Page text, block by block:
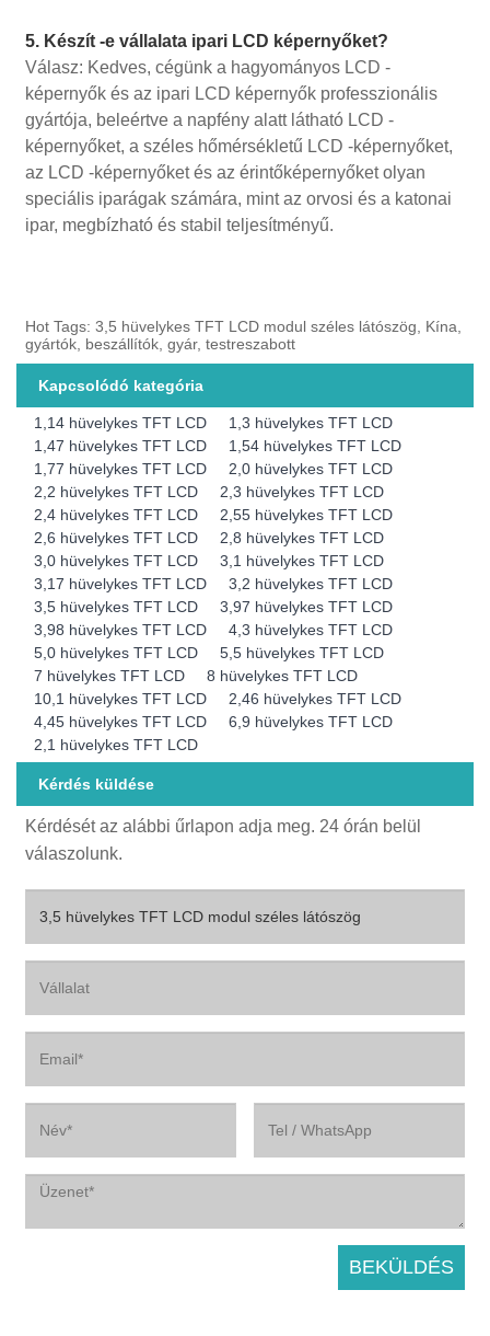
5. Készít -e vállalata ipari LCD képernyőket?
Válasz: Kedves, cégünk a hagyományos LCD -
képernyők és az ipari LCD képernyők professzionális
gyártója, beleértve a napfény alatt látható LCD -
képernyőket, a széles hőmérsékletű LCD -képernyőket,
az LCD -képernyőket és az érintőképernyőket olyan
speciális iparágak számára, mint az orvosi és a katonai
ipar, megbízható és stabil teljesítményű.
Hot Tags: 3,5 hüvelykes TFT LCD modul széles látószög, Kína,
gyártók, beszállítók, gyár, testreszabott
Kapcsolódó kategória
1,14 hüvelykes TFT LCD
1,3 hüvelykes TFT LCD
1,47 hüvelykes TFT LCD
1,54 hüvelykes TFT LCD
1,77 hüvelykes TFT LCD
2,0 hüvelykes TFT LCD
2,2 hüvelykes TFT LCD
2,3 hüvelykes TFT LCD
2,4 hüvelykes TFT LCD
2,55 hüvelykes TFT LCD
2,6 hüvelykes TFT LCD
2,8 hüvelykes TFT LCD
3,0 hüvelykes TFT LCD
3,1 hüvelykes TFT LCD
3,17 hüvelykes TFT LCD
3,2 hüvelykes TFT LCD
3,5 hüvelykes TFT LCD
3,97 hüvelykes TFT LCD
3,98 hüvelykes TFT LCD
4,3 hüvelykes TFT LCD
5,0 hüvelykes TFT LCD
5,5 hüvelykes TFT LCD
7 hüvelykes TFT LCD
8 hüvelykes TFT LCD
10,1 hüvelykes TFT LCD
2,46 hüvelykes TFT LCD
4,45 hüvelykes TFT LCD
6,9 hüvelykes TFT LCD
2,1 hüvelykes TFT LCD
Kérdés küldése
Kérdését az alábbi űrlapon adja meg. 24 órán belül
válaszolunk.